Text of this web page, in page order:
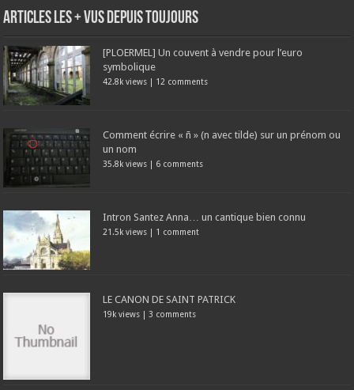
Articles les + vus depuis toujours
[PLOERMEL] Un couvent à vendre pour l’euro
symbolique
42.8k views | 12 comments
Comment écrire « ñ » (n avec tilde) sur un prénom ou
un nom
35.8k views | 6 comments
Intron Santez Anna… un cantique bien connu
21.5k views | 1 comment
LE CANON DE SAINT PATRICK
19k views | 3 comments